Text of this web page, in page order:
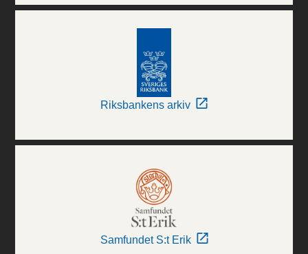
Riksbankens arkiv
Samfundet S:t Erik